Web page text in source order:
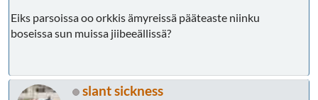
Eiks parsoissa oo orkkis ämyreissä pääteaste niinku
boseissa sun muissa jiibeeällissä?
slant sickness